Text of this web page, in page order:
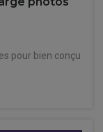
pour bien conçu